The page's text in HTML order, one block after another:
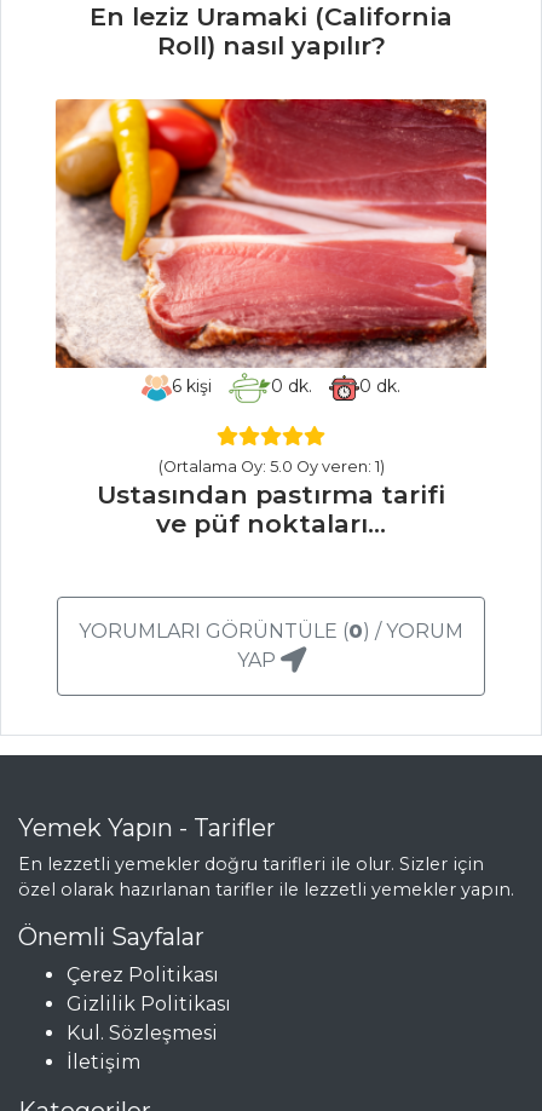
Mercimekli
KAHVE KREMALI
VE CEVİZ
KARAMELLİ TART
İNCİRLİ DİLİM
KURABİYE
Hamur İşleri Tüm
Tarifleri
PILAV VE
Taze Fasulyeli ve
Patatesli Pilav
Havuçlu Arpa
Pilav ve Makarna
ÇORBALAR
Koçan Mısırı
Çorbası
Limonlu Sarı
Mercimek Çorbası
Süzme Sebze
Çorbası
En leziz Uramaki (California
Roll) nasıl yapılır?
6 kişi 0 dk. 0 dk.
(Ortalama Oy: 5.0 Oy veren: 1)
Ustasından pastırma tarifi
ve püf noktaları...
YORUMLARI GÖRÜNTÜLE (0) / YORUM
YAP
Yemek Yapın - Tarifler
En lezzetli yemekler doğru tarifleri ile olur. Sizler için
özel olarak hazırlanan tarifler ile lezzetli yemekler yapın.
Önemli Sayfalar
Çerez Politikası
Gizlilik Politikası
Kul. Sözleşmesi
İletişim